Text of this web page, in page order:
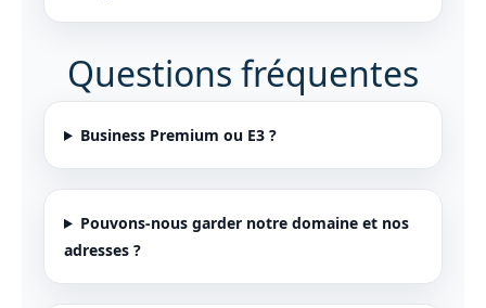
Questions fréquentes
Business Premium ou E3 ?
Pouvons‑nous garder notre domaine et nos
adresses ?